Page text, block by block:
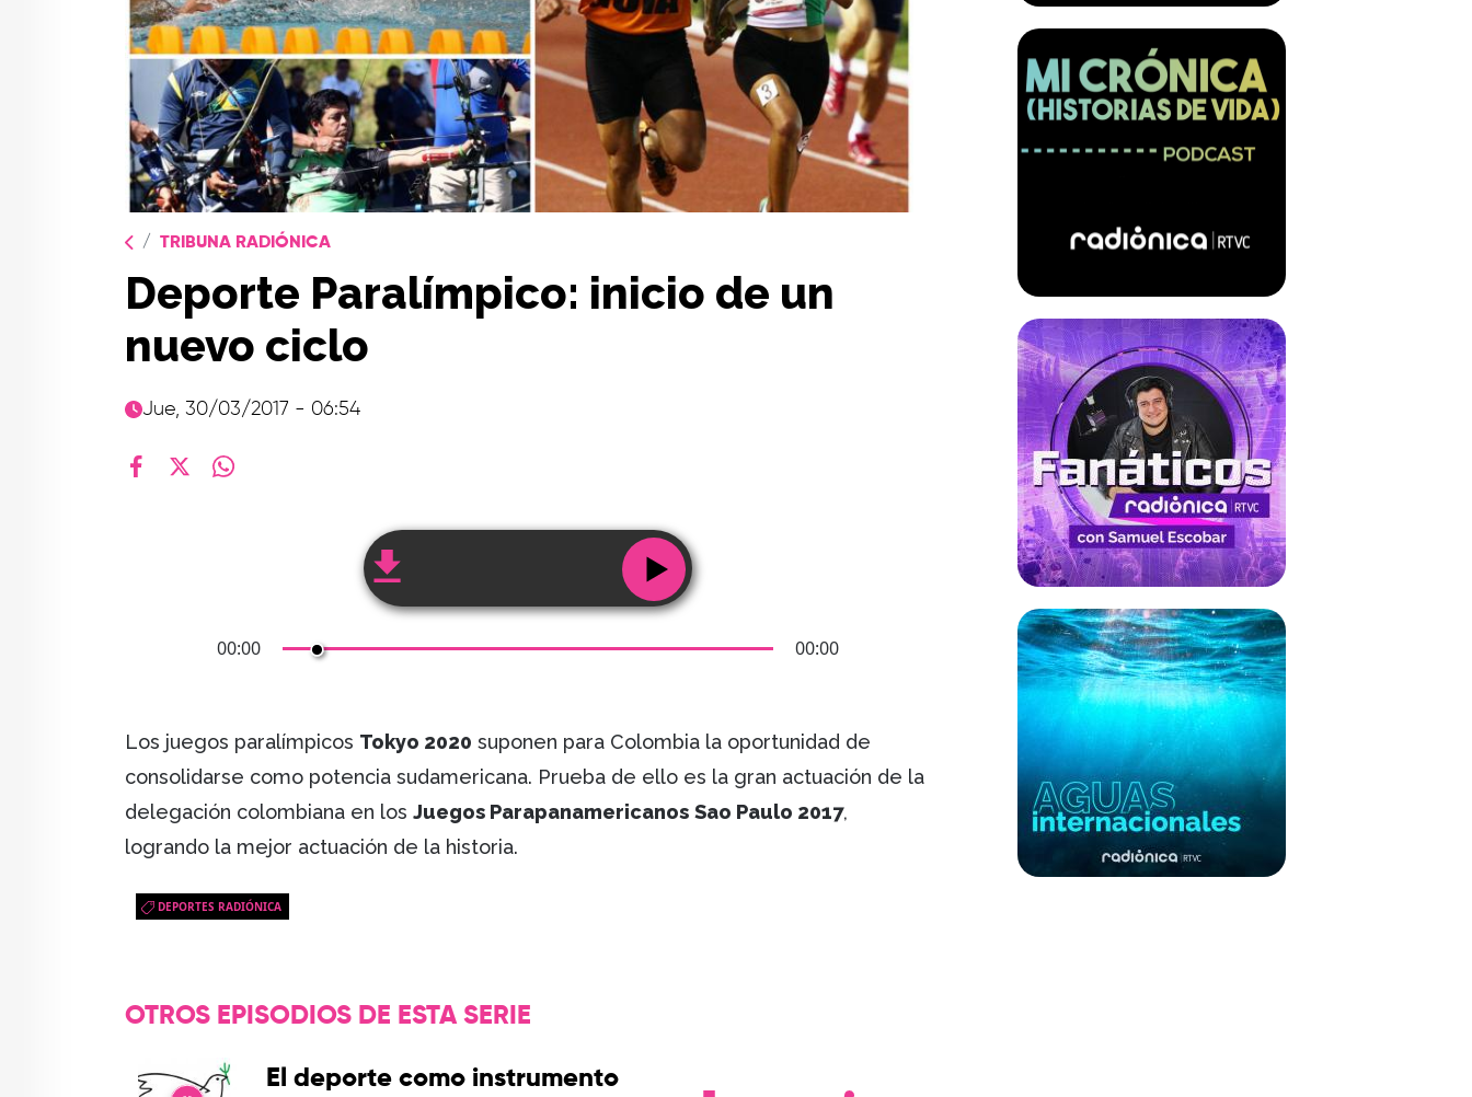
TRIBUNA RADIÓNICA
Deporte Paralímpico: inicio de un
nuevo ciclo
Jue, 30/03/2017 - 06:54
00:00 00:00
Los juegos paralímpicos Tokyo 2020 suponen para Colombia la oportunidad de
consolidarse como potencia sudamericana. Prueba de ello es la gran actuación de la
delegación colombiana en los Juegos Parapanamericanos Sao Paulo 2017,
logrando la mejor actuación de la historia.
DEPORTES RADIÓNICA
OTROS EPISODIOS DE ESTA SERIE
El deporte como instrumento